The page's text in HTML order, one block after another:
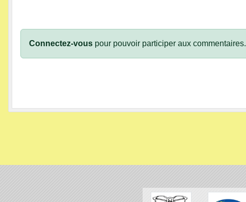
Connectez-vous pour pouvoir participer aux commentaires.